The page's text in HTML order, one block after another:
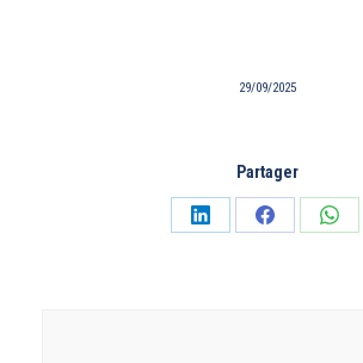
29/09/2025
Partager
PartagerPartager